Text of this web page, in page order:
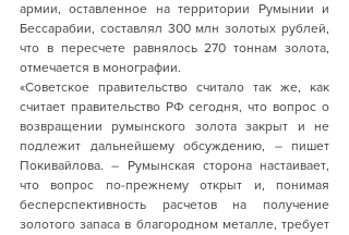
армии, оставленное на территории Румынии и
Бессарабии, составлял 300 млн золотых рублей,
что в пересчете равнялось 270 тоннам золота,
отмечается в монографии.
«Советское правительство считало так же, как
считает правительство РФ сегодня, что вопрос о
возвращении румынского золота закрыт и не
подлежит дальнейшему обсуждению, – пишет
Покивайлова. – Румынская сторона настаивает,
что вопрос по-прежнему открыт и, понимая
бесперспективность расчетов на получение
золотого запаса в благородном металле, требует